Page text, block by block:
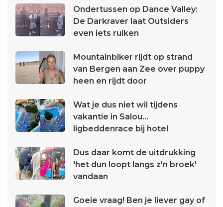
Ondertussen op Dance Valley:
De Darkraver laat Outsiders
even iets ruiken
Mountainbiker rijdt op strand
van Bergen aan Zee over puppy
heen en rijdt door
Wat je dus niet wil tijdens
vakantie in Salou...
ligbeddenrace bij hotel
Dus daar komt de uitdrukking
'het dun loopt langs z'n broek'
vandaan
Goeie vraag! Ben je liever gay of